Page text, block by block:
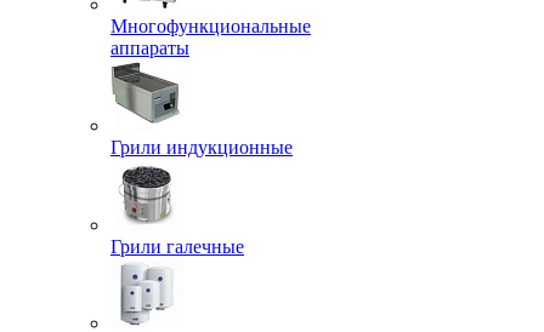
Многофункциональные
аппараты
Грили индукционные
Грили галечные